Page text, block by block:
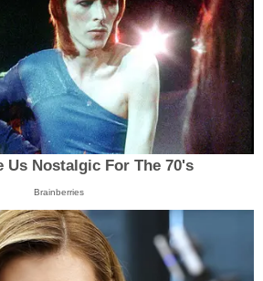
Us Nostalgic For The 70's
Brainberries